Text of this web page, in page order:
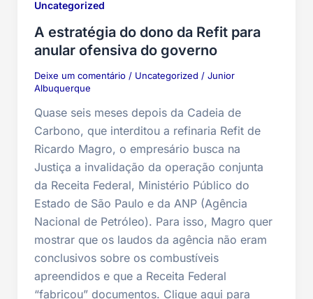
Uncategorized
A estratégia do dono da Refit para
anular ofensiva do governo
Deixe um comentário / Uncategorized / Junior
Albuquerque
Quase seis meses depois da Cadeia de
Carbono, que interditou a refinaria Refit de
Ricardo Magro, o empresário busca na
Justiça a invalidação da operação conjunta
da Receita Federal, Ministério Público do
Estado de São Paulo e da ANP (Agência
Nacional de Petróleo). Para isso, Magro quer
mostrar que os laudos da agência não eram
conclusivos sobre os combustíveis
apreendidos e que a Receita Federal
“fabricou” documentos. Clique aqui para